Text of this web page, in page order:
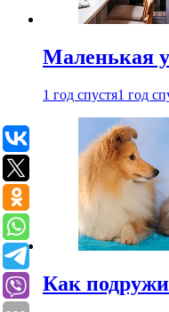
Маленькая
1 год спустя1 год
Как